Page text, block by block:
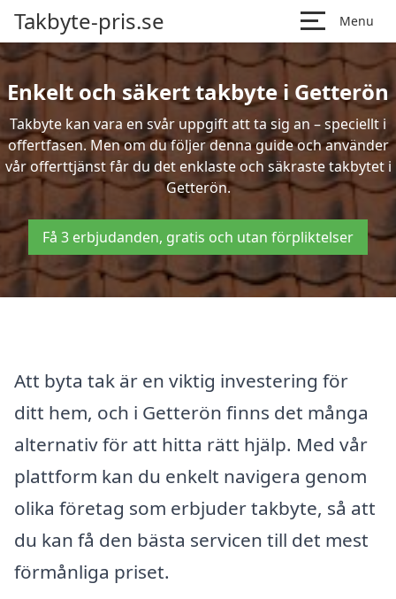
Takbyte-pris.se Menu
Enkelt och säkert takbyte i Getterön
Takbyte kan vara en svår uppgift att ta sig an – speciellt i
offertfasen. Men om du följer denna guide och använder
vår offerttjänst får du det enklaste och säkraste takbytet i
Getterön.
Få 3 erbjudanden, gratis och utan förpliktelser
Att byta tak är en viktig investering för
ditt hem, och i Getterön finns det många
alternativ för att hitta rätt hjälp. Med vår
plattform kan du enkelt navigera genom
olika företag som erbjuder takbyte, så att
du kan få den bästa servicen till det mest
förmånliga priset.